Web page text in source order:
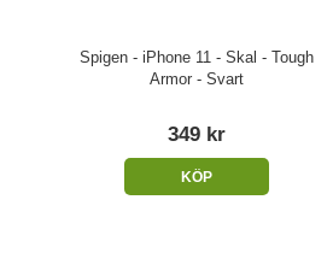
Spigen - iPhone 11 - Skal - Tough
Armor - Svart
349 kr
KÖP